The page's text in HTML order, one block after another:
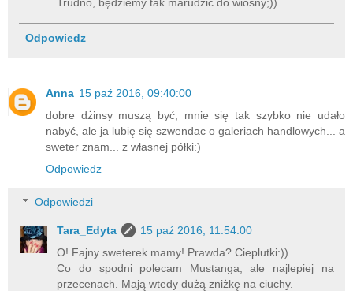
Trudno, będziemy tak marudzić do wiosny;))
Odpowiedz
Anna 15 paź 2016, 09:40:00
dobre dżinsy muszą być, mnie się tak szybko nie udało
nabyć, ale ja lubię się szwendac o galeriach handlowych... a
sweter znam... z własnej półki:)
Odpowiedz
Odpowiedzi
Tara_Edyta
15 paź 2016, 11:54:00
O! Fajny sweterek mamy! Prawda? Cieplutki:))
Co do spodni polecam Mustanga, ale najlepiej na
przecenach. Mają wtedy dużą zniżkę na ciuchy.